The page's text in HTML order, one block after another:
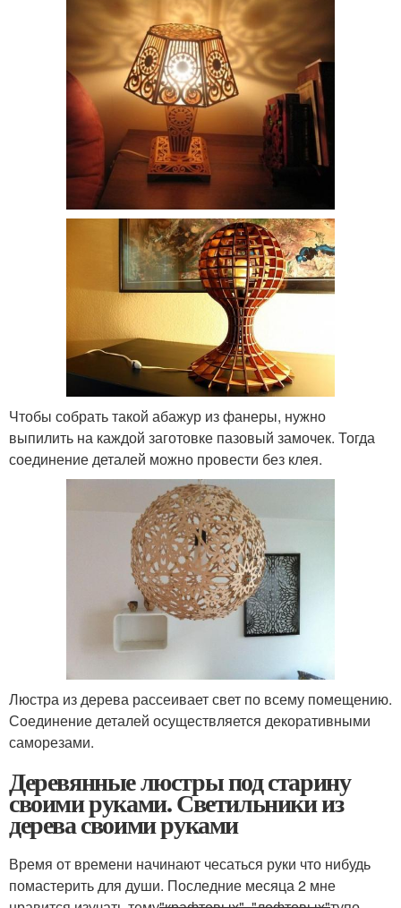
Чтобы собрать такой абажур из фанеры, нужно
выпилить на каждой заготовке пазовый замочек. Тогда
соединение деталей можно провести без клея.
Люстра из дерева рассеивает свет по всему помещению.
Соединение деталей осуществляется декоративными
саморезами.
Деревянные люстры под старину
своими руками. Светильники из
дерева своими руками
Время от времени начинают чесаться руки что нибудь
помастерить для души. Последние месяца 2 мне